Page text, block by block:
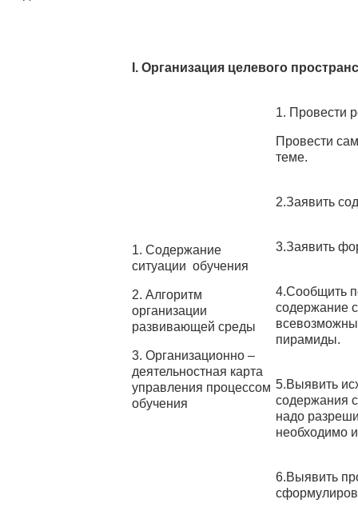
I. Организация целевого
1. Содержание
ситуации обучения
2. Алгоритм
организации
развивающей среды
3. Организационно –
деятельностная карта
управления процессом
обучения
1. Провести
Провести
теме.
2.Заявить
3.Заявить
4.Сообщить
содержание
пирамиды.
5.Выявить
содержания
надо
необходимо
6.Выявить